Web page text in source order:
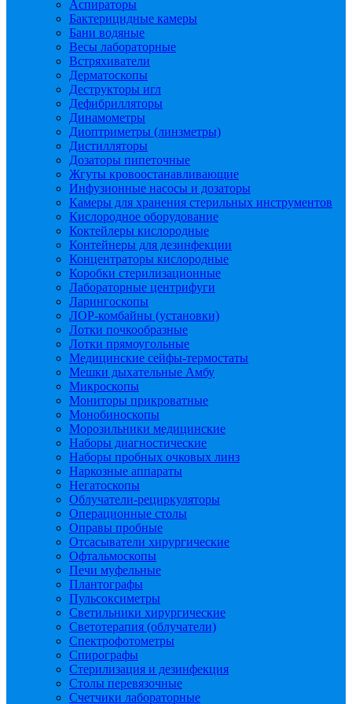
Аспираторы
Бактерицидные камеры
Бани водяные
Весы лабораторные
Встряхиватели
Дерматоскопы
Деструкторы игл
Дефибрилляторы
Динамометры
Диоптриметры (линзметры)
Дистилляторы
Дозаторы пипеточные
Жгуты кровоостанавливающие
Инфузионные насосы и дозаторы
Камеры для хранения стерильных инструментов
Кислородное оборудование
Коктейлеры кислородные
Контейнеры для дезинфекции
Концентраторы кислородные
Коробки стерилизационные
Лабораторные центрифуги
Ларингоскопы
ЛОР-комбайны (установки)
Лотки почкообразные
Лотки прямоугольные
Медицинские сейфы-термостаты
Мешки дыхательные Амбу
Микроскопы
Мониторы прикроватные
Монобиноскопы
Морозильники медицинские
Наборы диагностические
Наборы пробных очковых линз
Наркозные аппараты
Негатоскопы
Облучатели-рециркуляторы
Операционные столы
Оправы пробные
Отсасыватели хирургические
Офтальмоскопы
Печи муфельные
Плантографы
Пульсоксиметры
Светильники хирургические
Светотерапия (облучатели)
Спектрофотометры
Спирографы
Стерилизация и дезинфекция
Столы перевязочные
Счетчики лабораторные